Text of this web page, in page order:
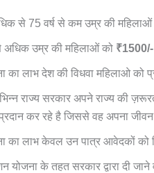
से 75 वर्ष से कम उम्र की महिलाओं
अधिक उम्र की महिलाओं को ₹1500/-
का लाभ देश की विधवा महिलाओ को
राज्य सरकार अपने राज्य की
कर रहे है जिससे वह अपना
का लाभ केवल उन पात्र आवेदकों को
योजना के तहत सरकार द्वारा दी